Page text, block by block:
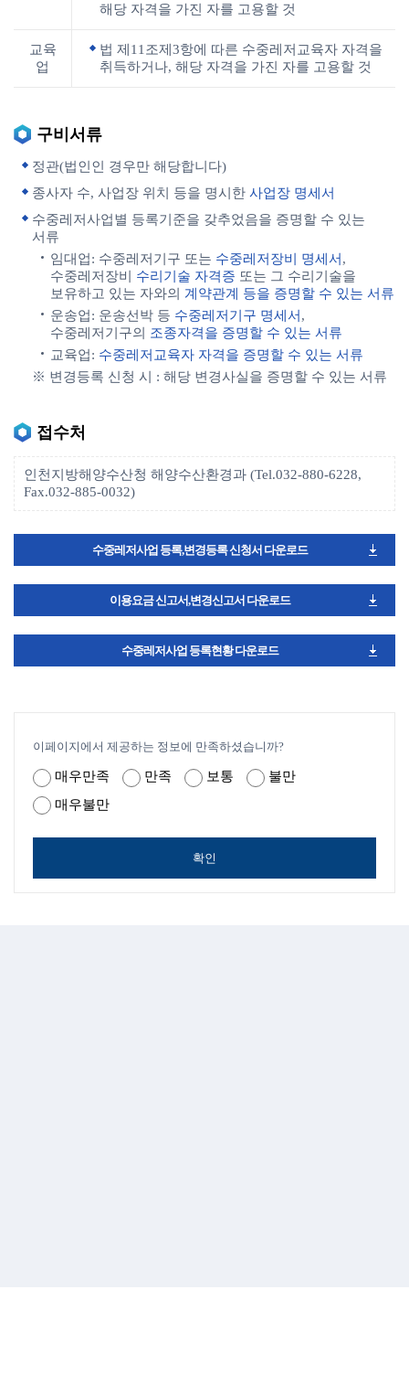
해당 자격을 가진 자를 고용할 것
교육
업
법 제11조제3항에 따른 수중레저교육자 자격을
취득하거나, 해당 자격을 가진 자를 고용할 것
구비서류
정관(법인인 경우만 해당합니다)
종사자 수, 사업장 위치 등을 명시한 사업장 명세서
수중레저사업별 등록기준을 갖추었음을 증명할 수 있는
서류
임대업: 수중레저기구 또는 수중레저장비 명세서 ,
수중레저장비 수리기술 자격증 또는 그 수리기술을
보유하고 있는 자와의 계약관계 등을 증명할 수 있는 서류
운송업: 운송선박 등 수중레저기구 명세서 ,
수중레저기구의 조종자격을 증명할 수 있는 서류
교육업: 수중레저교육자 자격을 증명할 수 있는 서류
※ 변경등록 신청 시 : 해당 변경사실을 증명할 수 있는 서류
접수처
인천지방해양수산청 해양수산환경과 (Tel.032-880-6228,
Fax.032-885-0032)
수중레저사업 등록,변경등록 신청서 다운로드
이용요금 신고서,변경신고서 다운로드
수중레저사업 등록현황 다운로드
이페이지에서 제공하는 정보에 만족하셨습니까?
매우만족 만족 보통
불만
매우불만
확인